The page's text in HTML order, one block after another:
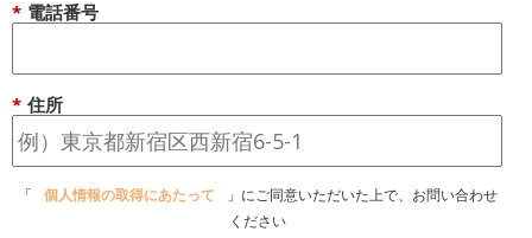
* 電話番号
* 住所
「 個人情報の取得にあたって
」にご同意いただいた上で、お問い合わせ
ください